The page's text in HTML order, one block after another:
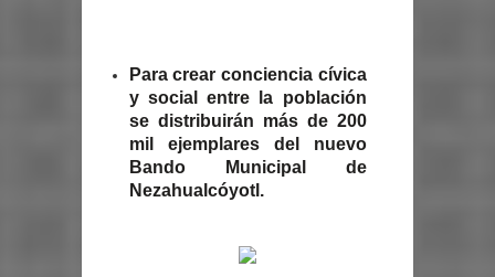
Para crear conciencia cívica
y social entre la población
se distribuirán más de 200
mil ejemplares del nuevo
Bando Municipal de
Nezahualcóyotl.